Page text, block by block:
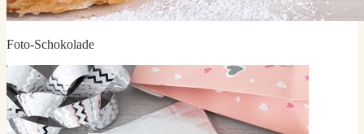
Foto-Schokolade